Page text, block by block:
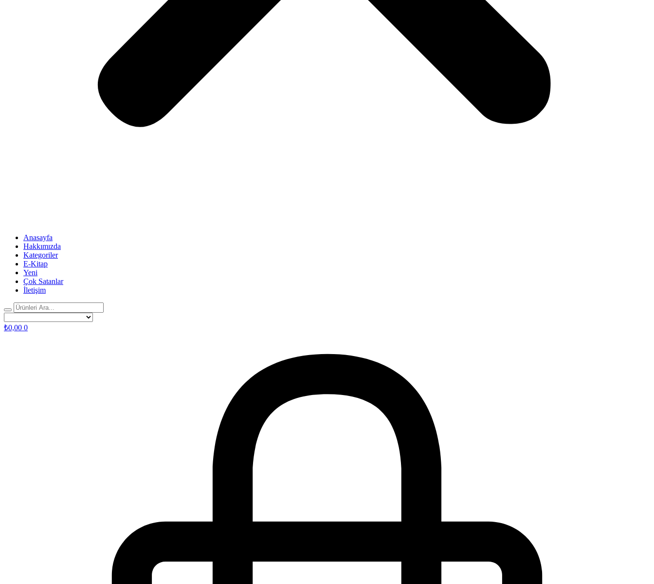
Anasayfa
Hakkımızda
Kategoriler
E-Kitap
Yeni
Çok Satanlar
İletişim
₺0,00 0